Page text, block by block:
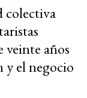
colectiva
veinte años
y el negocio